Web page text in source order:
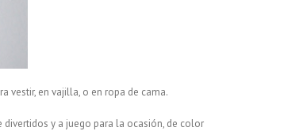
vestir, en vajilla, o en ropa de cama.
divertidos y a juego para la ocasión, de color